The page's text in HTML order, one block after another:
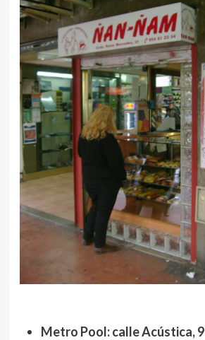
Metro Pool: calle Acústica, 9